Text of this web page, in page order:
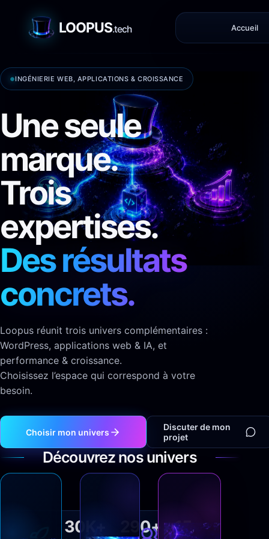
LOOPUS.tech Accueil
INGÉNIERIE WEB, APPLICATIONS & CROISSANCE
Une seule
marque.
Trois
expertises.
Des résultats
concrets.
Loopus réunit trois univers complémentaires :
WordPress, applications web & IA, et
performance & croissance.
Choisissez l’espace qui correspond à votre
besoin.
Choisir mon univers
Discuter de mon
projet
Découvrez nos univers
WordPress
wordpress.loopus.tech apps.loopus.tech
30K+ 290+ 15+